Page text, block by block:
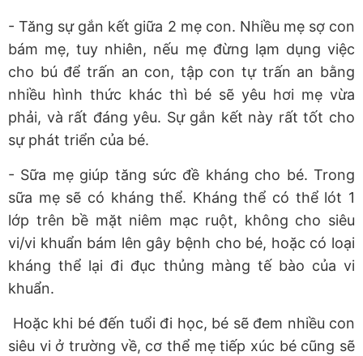
- Tăng sự gắn kết giữa 2 mẹ con. Nhiều mẹ sợ con
bám mẹ, tuy nhiên, nếu mẹ đừng lạm dụng việc
cho bú để trấn an con, tập con tự trấn an bằng
nhiều hình thức khác thì bé sẽ yêu hơi mẹ vừa
phải, và rất đáng yêu. Sự gắn kết này rất tốt cho
sự phát triển của bé.
- Sữa mẹ giúp tăng sức đề kháng cho bé. Trong
sữa mẹ sẽ có kháng thể. Kháng thể có thể lót 1
lớp trên bề mặt niêm mạc ruột, không cho siêu
vi/vi khuẩn bám lên gây bệnh cho bé, hoặc có loại
kháng thể lại đi đục thủng màng tế bào của vi
khuẩn.
Hoặc khi bé đến tuổi đi học, bé sẽ đem nhiều con
siêu vi ở trường về, cơ thể mẹ tiếp xúc bé cũng sẽ